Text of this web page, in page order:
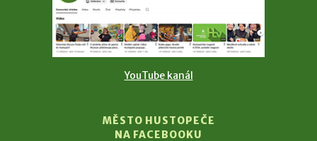
YouTube kanál
MĚSTO HUSTOPEČE
NA FACEBOOKU